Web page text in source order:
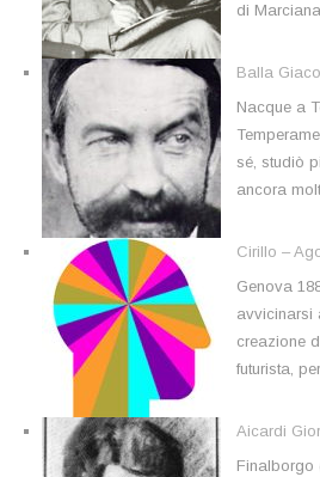
di
Balla
Nacque a
sé, studiò
ancora
Cirillo –
Genova
avvicinarsi
creazione
futurista,
Aicardi
Finalborgo